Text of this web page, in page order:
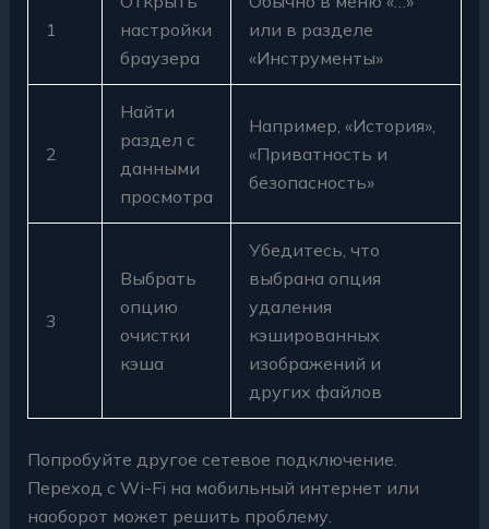
1
настройки
браузера
или в разделе
«Инструменты»
2
Найти
раздел с
данными
просмотра
Например, «История»,
«Приватность и
безопасность»
3
Выбрать
опцию
очистки
кэша
Убедитесь, что
выбрана опция
удаления
кэшированных
изображений и
других файлов
Попробуйте другое сетевое подключение.
Переход с Wi-Fi на мобильный интернет или
наоборот может решить проблему.